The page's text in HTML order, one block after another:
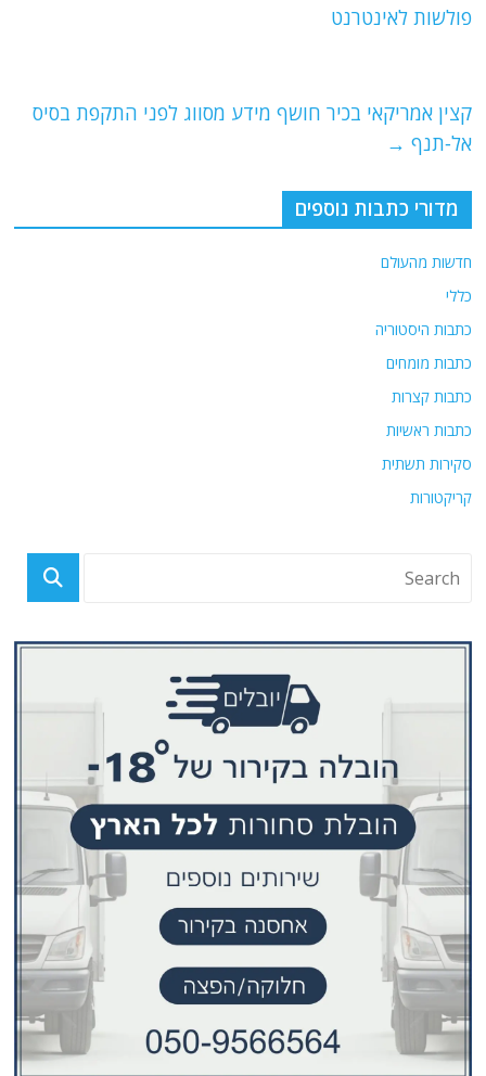
A
ra
k
פולשות לאינטרנט
קצין אמריקאי בכיר חושף מידע מסווג לפני התקפת בסיס
אל-תנף →
מדורי כתבות נוספים
חדשות מהעולם
כללי
כתבות היסטוריה
כתבות מומחים
כתבות קצרות
כתבות ראשיות
סקירות תשתית
קריקטורות